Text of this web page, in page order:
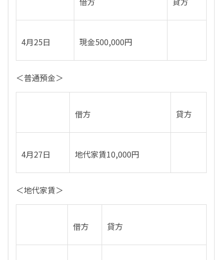
4月25日 現金500,000円
＜普通預金＞
借方 貸方
4月27日 地代家賃10,000円
＜地代家賃＞
借方 貸方